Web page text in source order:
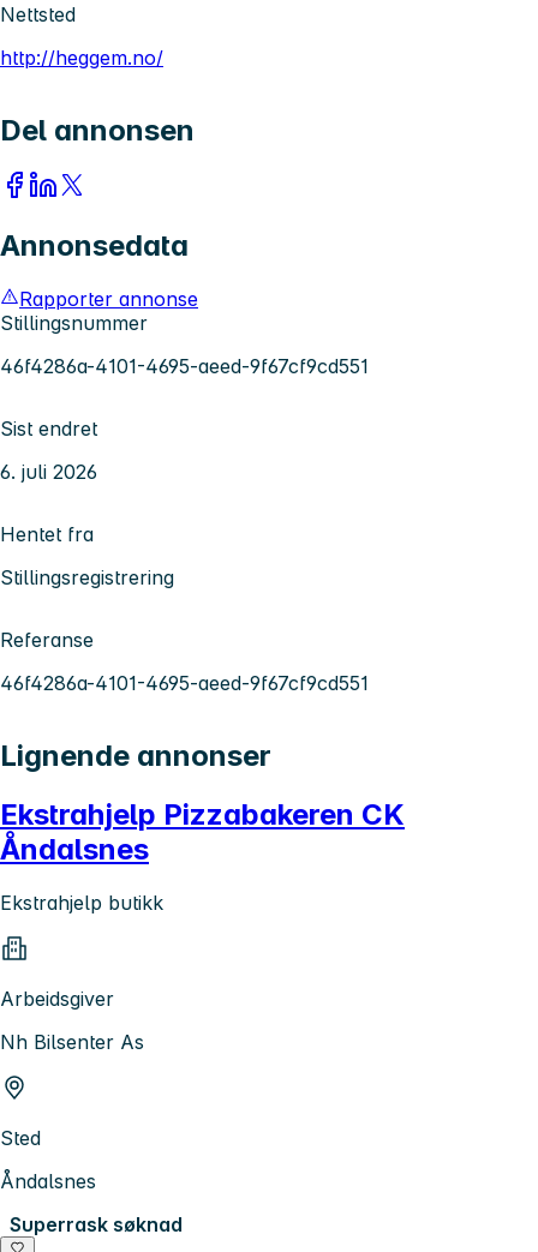
Nettsted
http://heggem.no/
Del annonsen
Annonsedata
Rapporter annonse
Stillingsnummer
46f4286a-4101-4695-aeed-9f67cf9cd551
Sist endret
6. juli 2026
Hentet fra
Stillingsregistrering
Referanse
46f4286a-4101-4695-aeed-9f67cf9cd551
Lignende annonser
Ekstrahjelp Pizzabakeren CK
Åndalsnes
Ekstrahjelp butikk
Arbeidsgiver
Nh Bilsenter As
Sted
Åndalsnes
Superrask søknad